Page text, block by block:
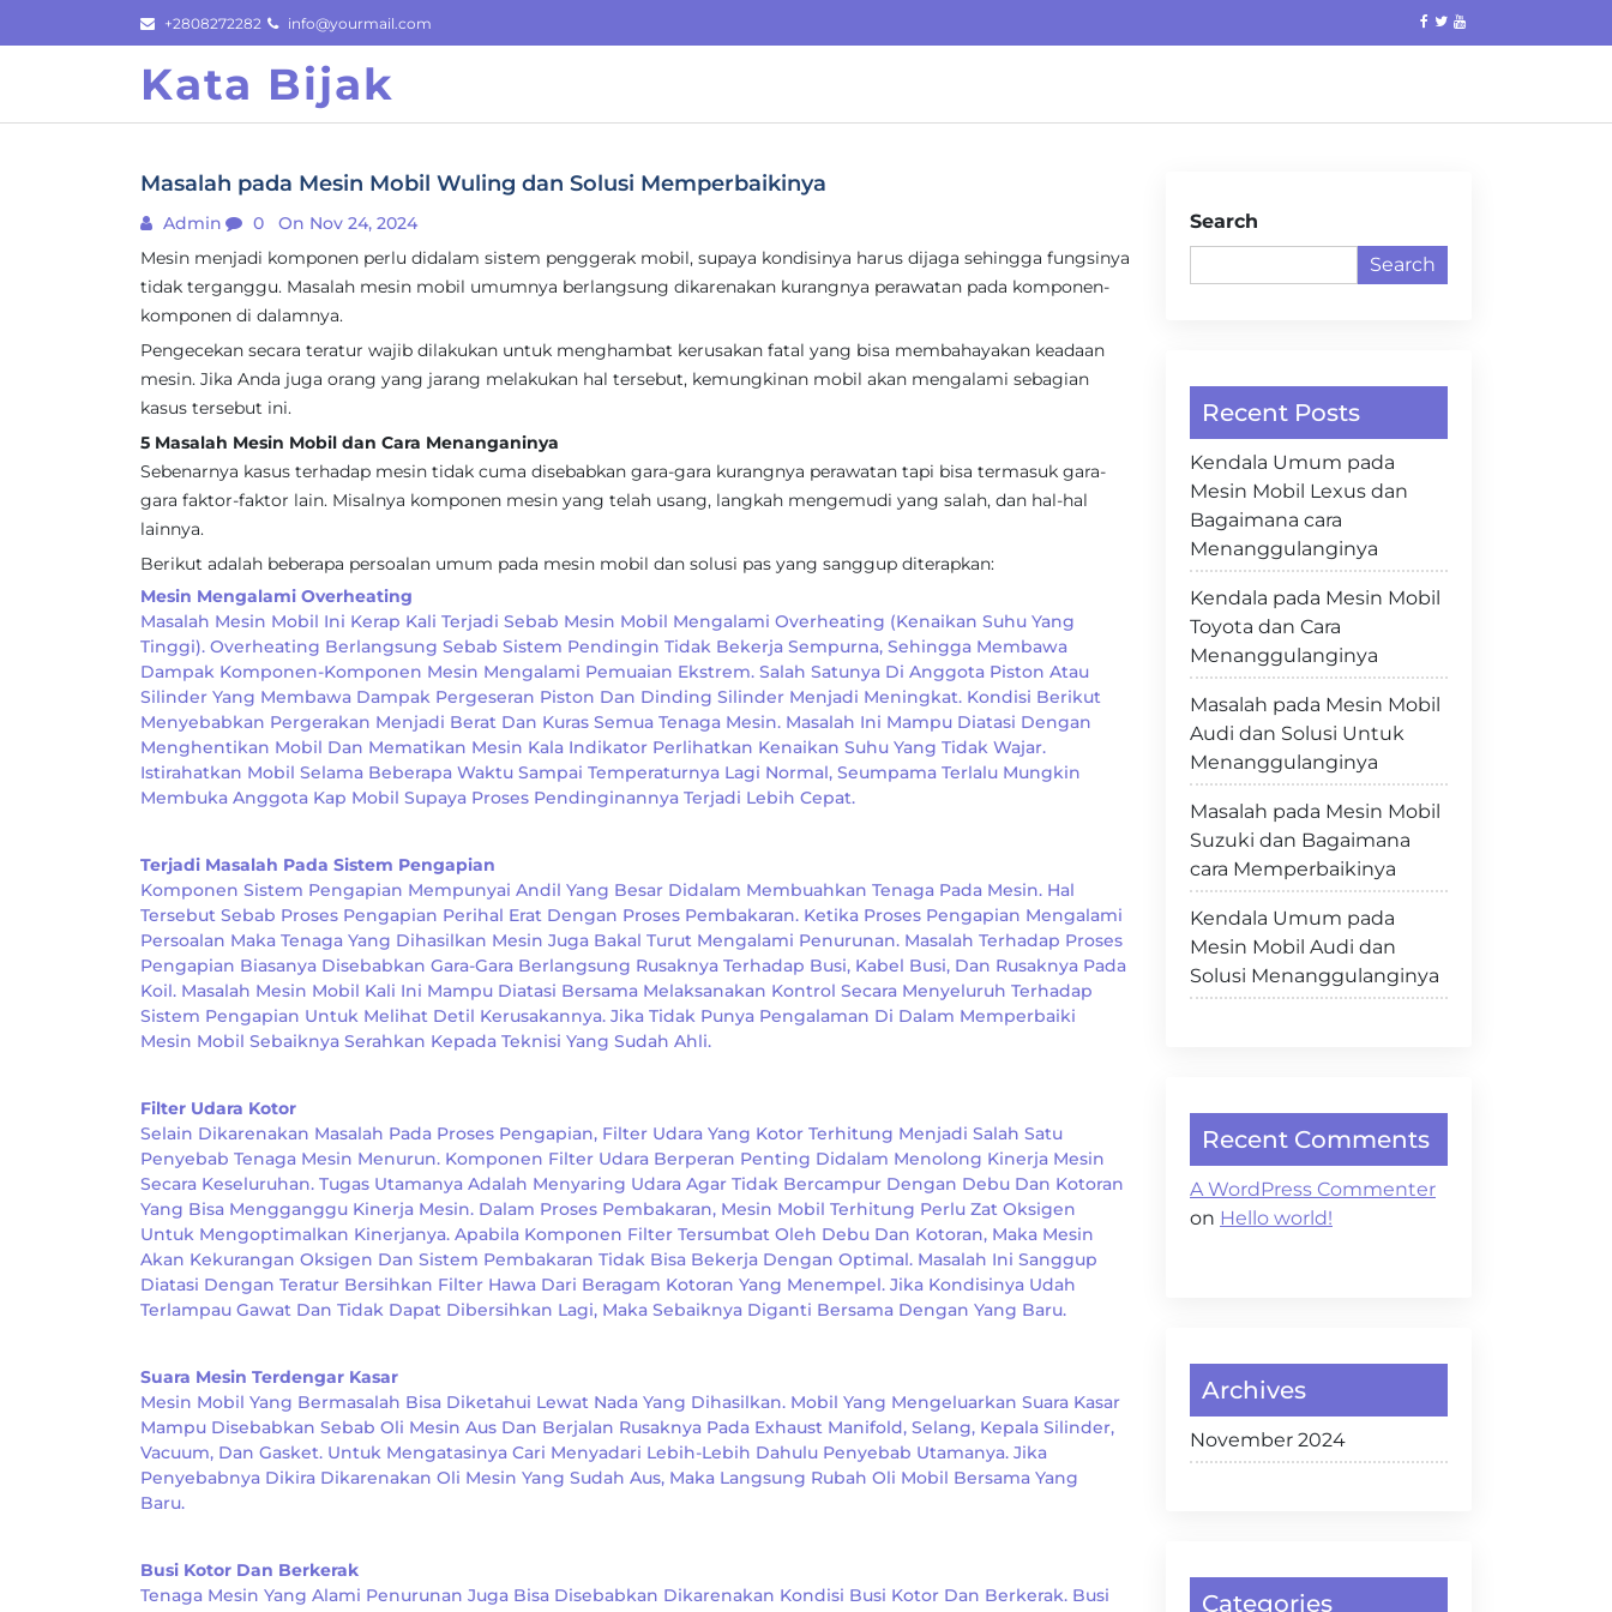
to
+2808272282 info@yourmail.com
Kata Bijak
Masalah pada Mesin Mobil Wuling dan Solusi Memperbaikinya
Admin 0
On Nov 24, 2024
Mesin menjadi komponen perlu didalam sistem penggerak mobil, supaya kondisinya harus dijaga sehingga fungsinya
tidak terganggu. Masalah mesin mobil umumnya berlangsung dikarenakan kurangnya perawatan pada komponen-
komponen di dalamnya.
Pengecekan secara teratur wajib dilakukan untuk menghambat kerusakan fatal yang bisa membahayakan keadaan
mesin. Jika Anda juga orang yang jarang melakukan hal tersebut, kemungkinan mobil akan mengalami sebagian
kasus tersebut ini.
5 Masalah Mesin Mobil dan Cara Menanganinya
Sebenarnya kasus terhadap mesin tidak cuma disebabkan gara-gara kurangnya perawatan tapi bisa termasuk gara-
gara faktor-faktor lain. Misalnya komponen mesin yang telah usang, langkah mengemudi yang salah, dan hal-hal
lainnya.
Berikut adalah beberapa persoalan umum pada mesin mobil dan solusi pas yang sanggup diterapkan:
Mesin Mengalami Overheating
Masalah Mesin Mobil Ini Kerap Kali Terjadi Sebab Mesin Mobil Mengalami Overheating (kenaikan Suhu Yang
Tinggi). Overheating Berlangsung Sebab Sistem Pendingin Tidak Bekerja Sempurna, Sehingga Membawa
Dampak Komponen-Komponen Mesin Mengalami Pemuaian Ekstrem. Salah Satunya Di Anggota Piston Atau
Silinder Yang Membawa Dampak Pergeseran Piston Dan Dinding Silinder Menjadi Meningkat. Kondisi Berikut
Menyebabkan Pergerakan Menjadi Berat Dan Kuras Semua Tenaga Mesin. Masalah Ini Mampu Diatasi Dengan
Menghentikan Mobil Dan Mematikan Mesin Kala Indikator Perlihatkan Kenaikan Suhu Yang Tidak Wajar.
Istirahatkan Mobil Selama Beberapa Waktu Sampai Temperaturnya Lagi Normal, Seumpama Terlalu Mungkin
Membuka Anggota Kap Mobil Supaya Proses Pendinginannya Terjadi Lebih Cepat.
Terjadi Masalah Pada Sistem Pengapian
Komponen Sistem Pengapian Mempunyai Andil Yang Besar Didalam Membuahkan Tenaga Pada Mesin. Hal
Tersebut Sebab Proses Pengapian Perihal Erat Dengan Proses Pembakaran. Ketika Proses Pengapian Mengalami
Persoalan Maka Tenaga Yang Dihasilkan Mesin Juga Bakal Turut Mengalami Penurunan. Masalah Terhadap Proses
Pengapian Biasanya Disebabkan Gara-Gara Berlangsung Rusaknya Terhadap Busi, Kabel Busi, Dan Rusaknya Pada
Koil. Masalah Mesin Mobil Kali Ini Mampu Diatasi Bersama Melaksanakan Kontrol Secara Menyeluruh Terhadap
Sistem Pengapian Untuk Melihat Detil Kerusakannya. Jika Tidak Punya Pengalaman Di Dalam Memperbaiki
Mesin Mobil Sebaiknya Serahkan Kepada Teknisi Yang Sudah Ahli.
Filter Udara Kotor
Selain Dikarenakan Masalah Pada Proses Pengapian, Filter Udara Yang Kotor Terhitung Menjadi Salah Satu
Penyebab Tenaga Mesin Menurun. Komponen Filter Udara Berperan Penting Didalam Menolong Kinerja Mesin
Secara Keseluruhan. Tugas Utamanya Adalah Menyaring Udara Agar Tidak Bercampur Dengan Debu Dan Kotoran
Yang Bisa Mengganggu Kinerja Mesin. Dalam Proses Pembakaran, Mesin Mobil Terhitung Perlu Zat Oksigen
Untuk Mengoptimalkan Kinerjanya. Apabila Komponen Filter Tersumbat Oleh Debu Dan Kotoran, Maka Mesin
Akan Kekurangan Oksigen Dan Sistem Pembakaran Tidak Bisa Bekerja Dengan Optimal. Masalah Ini Sanggup
Diatasi Dengan Teratur Bersihkan Filter Hawa Dari Beragam Kotoran Yang Menempel. Jika Kondisinya Udah
Terlampau Gawat Dan Tidak Dapat Dibersihkan Lagi, Maka Sebaiknya Diganti Bersama Dengan Yang Baru.
Suara Mesin Terdengar Kasar
Mesin Mobil Yang Bermasalah Bisa Diketahui Lewat Nada Yang Dihasilkan. Mobil Yang Mengeluarkan Suara Kasar
Mampu Disebabkan Sebab Oli Mesin Aus Dan Berjalan Rusaknya Pada Exhaust Manifold, Selang, Kepala Silinder,
Vacuum, Dan Gasket. Untuk Mengatasinya Cari Menyadari Lebih-Lebih Dahulu Penyebab Utamanya. Jika
Penyebabnya Dikira Dikarenakan Oli Mesin Yang Sudah Aus, Maka Langsung Rubah Oli Mobil Bersama Yang
Baru.
Busi Kotor Dan Berkerak
Tenaga Mesin Yang Alami Penurunan Juga Bisa Disebabkan Dikarenakan Kondisi Busi Kotor Dan Berkerak. Busi
Search
Search
Recent Posts
Kendala Umum pada
Mesin Mobil Lexus dan
Bagaimana cara
Menanggulanginya
Kendala pada Mesin Mobil
Toyota dan Cara
Menanggulanginya
Masalah pada Mesin Mobil
Audi dan Solusi Untuk
Menanggulanginya
Masalah pada Mesin Mobil
Suzuki dan Bagaimana
cara Memperbaikinya
Kendala Umum pada
Mesin Mobil Audi dan
Solusi Menanggulanginya
Recent Comments
A WordPress Commenter
on Hello world!
Archives
November 2024
Categories